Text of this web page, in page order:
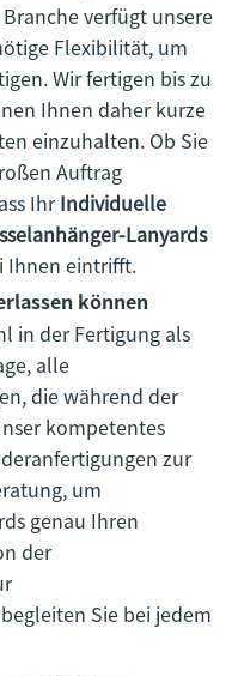
verfügt unsere
Flexibilität, um
Wir fertigen bis zu
Ihnen daher kurze
einzuhalten. Ob Sie
Auftrag
IhrIndividuelle
Lanyards
Ihnen eintrifft.
können
in der Fertigung als
alle
die während der
kompetentes
zur
um
genau Ihren
der
Sie bei jedem